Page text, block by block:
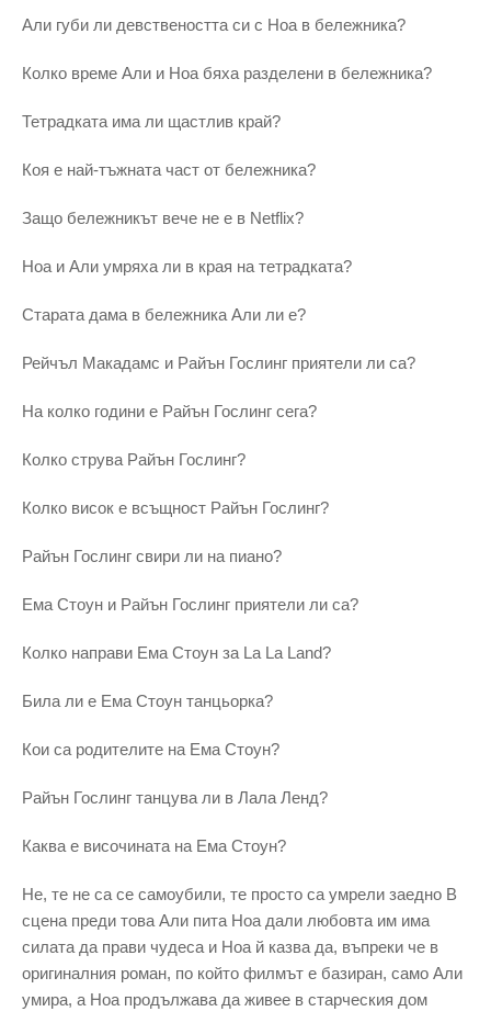
Али губи ли девствеността си с Ноа в бележника?
Колко време Али и Ноа бяха разделени в бележника?
Тетрадката има ли щастлив край?
Коя е най-тъжната част от бележника?
Защо бележникът вече не е в Netflix?
Ноа и Али умряха ли в края на тетрадката?
Старата дама в бележника Али ли е?
Рейчъл Макадамс и Райън Гослинг приятели ли са?
На колко години е Райън Гослинг сега?
Колко струва Райън Гослинг?
Колко висок е всъщност Райън Гослинг?
Райън Гослинг свири ли на пиано?
Ема Стоун и Райън Гослинг приятели ли са?
Колко направи Ема Стоун за La La Land?
Била ли е Ема Стоун танцьорка?
Кои са родителите на Ема Стоун?
Райън Гослинг танцува ли в Лала Ленд?
Каква е височината на Ема Стоун?
Не, те не са се самоубили, те просто са умрели заедно В
сцена преди това Али пита Ноа дали любовта им има
силата да прави чудеса и Ноа й казва да, въпреки че в
оригиналния роман, по който филмът е базиран, само Али
умира, а Ноа продължава да живее в старческия дом